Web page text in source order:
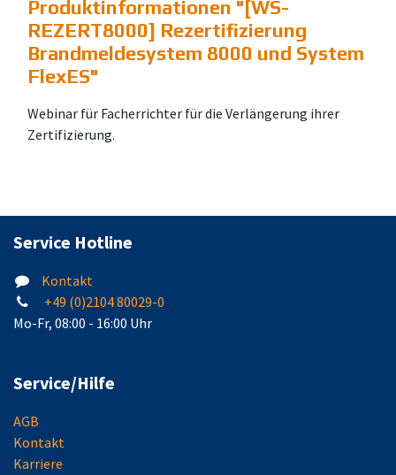
Produktinformationen " [WS-
REZERT8000] Rezertifizierung
Brandmeldesystem 8000 und System
FlexES"
Webinar für Facherrichter für die Verlängerung ihrer
Zertifizierung.
Service Hotline
Kontakt
+49 (0)2104 80029-0
Mo-Fr, 08:00 - 16:00 Uhr
Service/Hilfe
AGB
Kontakt
Karriere